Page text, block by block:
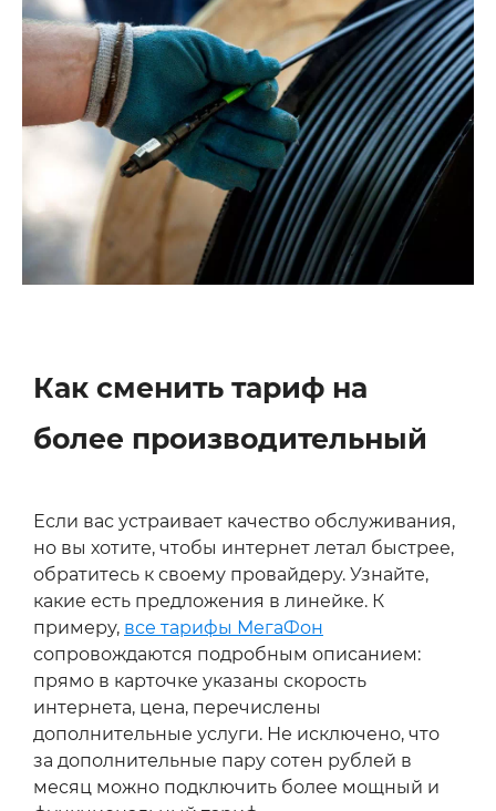
Как сменить тариф на
более производительный
Если вас устраивает качество обслуживания,
но вы хотите, чтобы интернет летал быстрее,
обратитесь к своему провайдеру. Узнайте,
какие есть предложения в линейке. К
примеру, все тарифы МегаФон
сопровождаются подробным описанием:
прямо в карточке указаны скорость
интернета, цена, перечислены
дополнительные услуги. Не исключено, что
за дополнительные пару сотен рублей в
месяц можно подключить более мощный и